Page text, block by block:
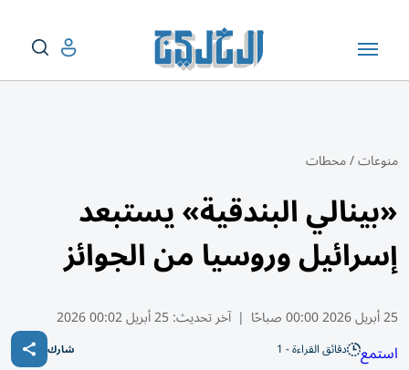
منوعات/محطات
«بينالي البندقية» يستبعد
إسرائيل وروسيا من الجوائز
25 أبريل 2026 00:00 صباحًا | آخر تحديث:25 أبريل 00:02 2026
استمع دقائق القراءة - 1 شارك